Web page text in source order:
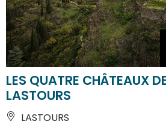
LES QUATRE CHÂTEAUX DE
LASTOURS
LASTOURS